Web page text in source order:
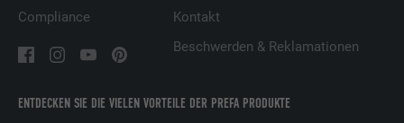
ENTDECKEN SIE DIE VIELEN VORTEILE DER PREFA PRODUKTE
Compliance
Kontakt
Beschwerden & Reklamationen
Zweck
relevante Werbung basierend auf den